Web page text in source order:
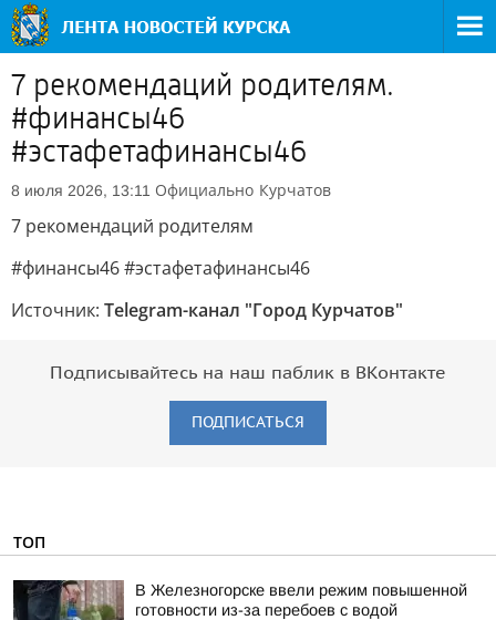
7 рекомендаций родителям.
#финансы46
#эстафетафинансы46
8 июля 2026, 13:11 Официально Курчатов
7 рекомендаций родителям
#финансы46 #эстафетафинансы46
Источник: Telegram-канал "Город Курчатов"
Подписывайтесь на наш паблик в ВКонтакте
ПОДПИСАТЬСЯ
ТОП
В Железногорске ввели режим повышенной
готовности из-за перебоев с водой